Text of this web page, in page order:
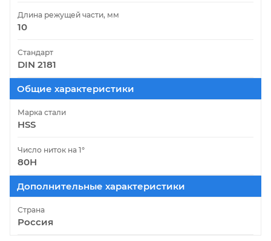
Длина режущей части, мм
10
Стандарт
DIN 2181
Общие характеристики
Марка стали
HSS
Число ниток на 1°
80Н
Дополнительные характеристики
Страна
Россия